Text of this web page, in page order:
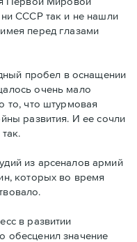
СССР так и не нашли
перед глазами
пробел в оснащении
очень мало
то, что штурмовая
развития. И ее сочли
из арсеналов армий
которых во время
в развитии
обесценил значение